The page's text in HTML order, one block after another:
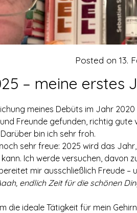
– meine erstes
Posted on 13.
meines Debüts im Jahr
Freunde gefunden, richtig
bin ich sehr froh.
sehr freue: 2025 wird das
Ich werde versuchen, davon
mir ausschließlich Freude –
endlich Zeit für die schönen
die ideale Tätigkeit für mein